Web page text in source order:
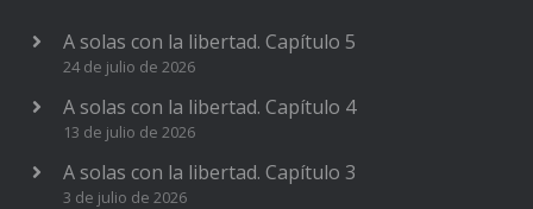
A solas con la libertad. Capítulo 5
24 de julio de 2026
A solas con la libertad. Capítulo 4
13 de julio de 2026
A solas con la libertad. Capítulo 3
3 de julio de 2026